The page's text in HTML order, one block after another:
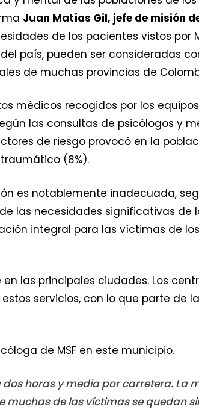
Juan Matías Gil, jefe de misión
de los pacientes vistos por
país, pueden ser consideradas
de muchas provincias de
médicos recogidos por los equipos
las consultas de psicólogos y
de riesgo provocó en la
(8%).
es notablemente inadecuada,
las necesidades significativas de
integral para las víctimas de
las principales ciudades. Los
servicios, con lo que parte de
de MSF en este municipio.
horas y media por carretera. La
muchas de las víctimas se quedan